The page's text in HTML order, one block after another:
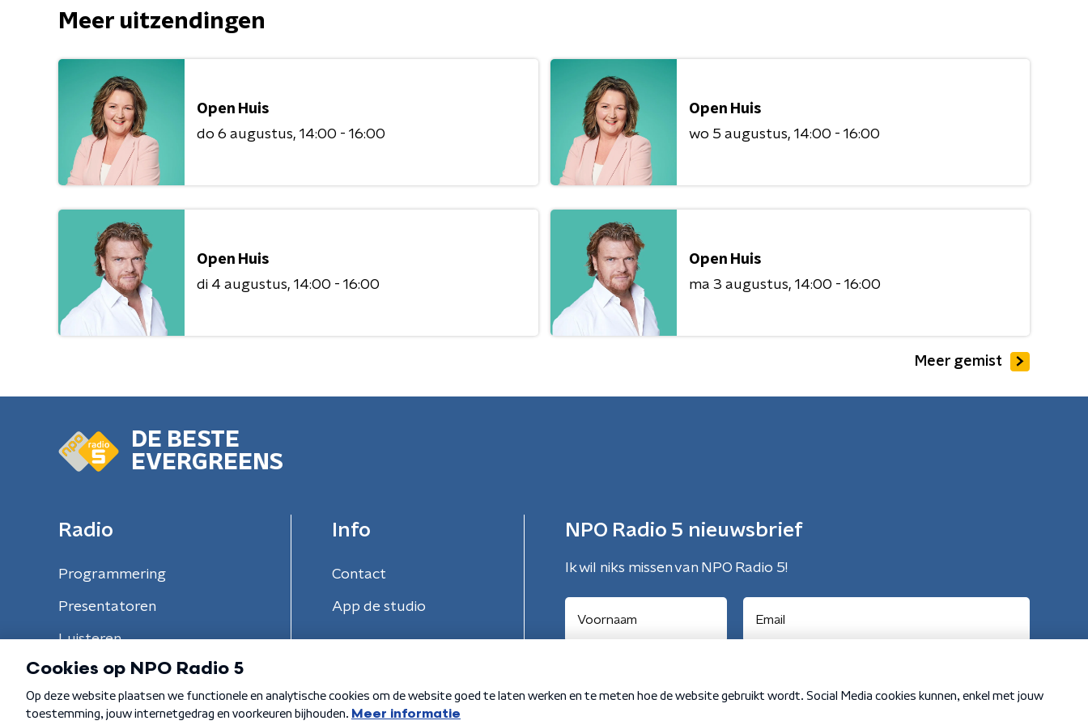
Meer uitzendingen
Open Huis
do 6 augustus 14:00 - 16:00
Open Huis
wo 5 augustus 14:00 - 16:00
Open Huis
di 4 augustus 14:00 - 16:00
Open Huis
ma 3 augustus 14:00 - 16:00
Meer gemist
DE BESTE
EVERGREENS
Radio
Programmering
Presentatoren
Luisteren
Info
Contact
App de studio
NPO Radio 5 nieuwsbrief
Ik wil niks missen van NPO Radio 5!